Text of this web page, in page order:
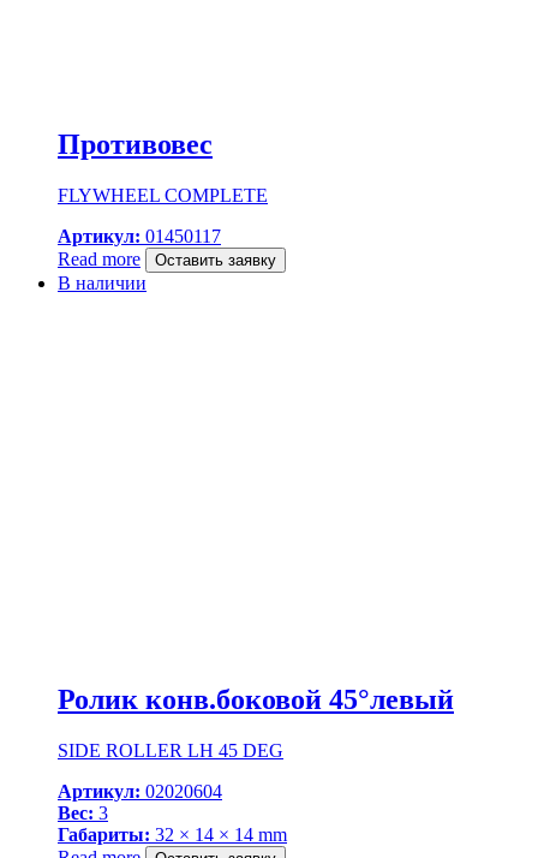
Противовес
FLYWHEEL COMPLETE
Артикул: 01450117
Read more
Оставить заявку
В наличии
Ролик конв.боковой 45°левый
SIDE ROLLER LH 45 DEG
Артикул: 02020604
Вес: 3
Габариты: 32 × 14 × 14 mm